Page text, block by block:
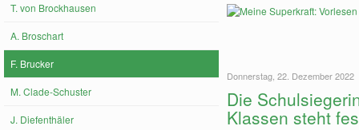
Donnerstag, 22. Dezember 2022
Die
Klassen steht
T. von Brockhausen
A. Broschart
F. Brucker
M. Clade-Schuster
J. Diefenthäler